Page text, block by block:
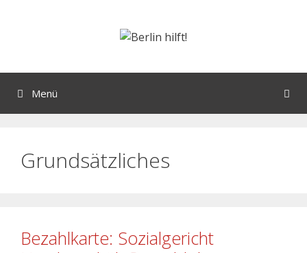
Menü
Grundsätzliches
Bezahlkarte: Sozialgericht